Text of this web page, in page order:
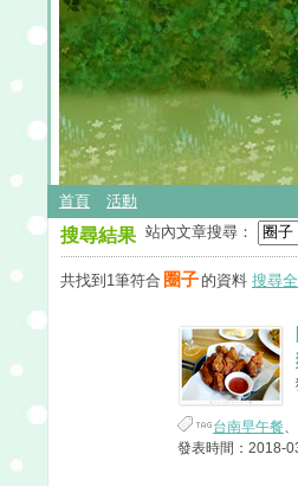
首頁 活動
搜尋結果 站內文章搜尋：
共找到1筆符合 圈子 的資料 搜尋
台南早午餐、
發表時間：2018-